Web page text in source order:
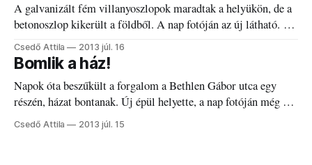
A galvanizált fém villanyoszlopok maradtak a helyükön, de a
betonoszlop kikerült a földből. A nap fotóján az új látható. A
Patkó felújítási munkálatainak közepette több mindent
átalakítottak a téren, így villanyoszlopok is tűntek el, illetve
új, galvanizált fémből készült darabok kerültek ezek helyére,
melyek nem mindenkinek nyerték el a tetszését.
Csedő Attila 2013 júl. 16
Bomlik a ház!
Napok óta beszűkült a forgalom a Bethlen Gábor utca egy
részén, házat bontanak. Új épül helyette, a nap fotóján még a
régi látható. Közel egy hete, hogy beszűkült az autósok tere a
Bethlen Gábor utca egy részén, ahol átalakítási munkálatok
Csedő Attila 2013 júl. 15